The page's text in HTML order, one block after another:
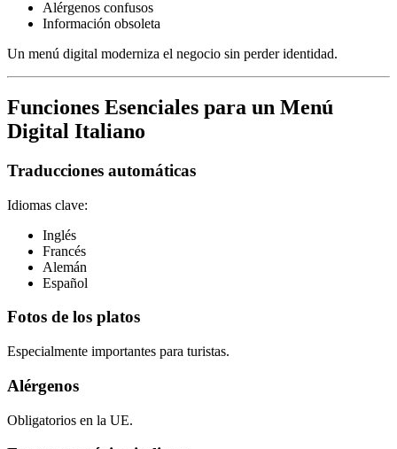
Alérgenos confusos
Información obsoleta
Un menú digital moderniza el negocio sin perder identidad.
Funciones Esenciales para un Menú
Digital Italiano
Traducciones automáticas
Idiomas clave:
Inglés
Francés
Alemán
Español
Fotos de los platos
Especialmente importantes para turistas.
Alérgenos
Obligatorios en la UE.